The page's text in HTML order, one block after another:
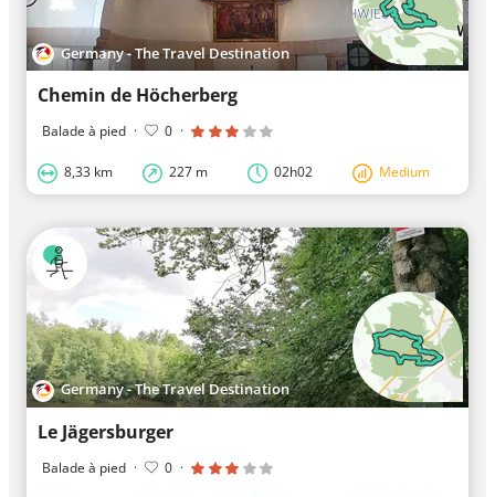
Germany - The Travel Destination
Chemin de Höcherberg
Balade à pied · 0 ·
8,33 km 227 m 02h02 Medium
Germany - The Travel Destination
Le Jägersburger
Balade à pied · 0 ·